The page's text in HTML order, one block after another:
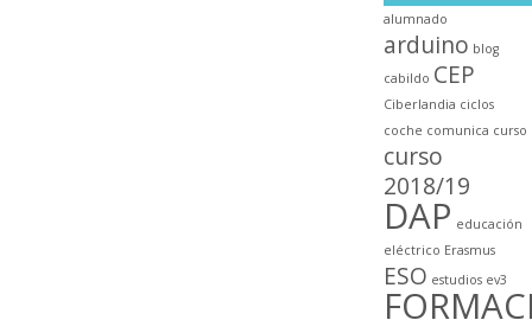
alumnado
arduino blog
cabildo CEP
Ciberlandia ciclos
coche comunica curso
curso
2018/19
DAP educación
eléctrico Erasmus
ESO estudios ev3